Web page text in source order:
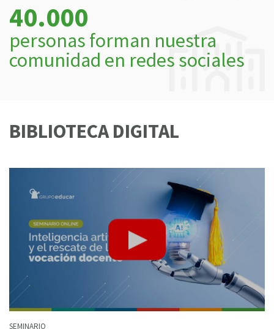
40.000
personas forman nuestra
comunidad en redes sociales
BIBLIOTECA DIGITAL
SEMINARIO